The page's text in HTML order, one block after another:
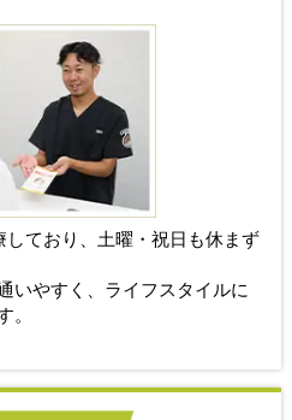
ており、土曜・祝日も休まず
いやすく、ライフスタイルに
。